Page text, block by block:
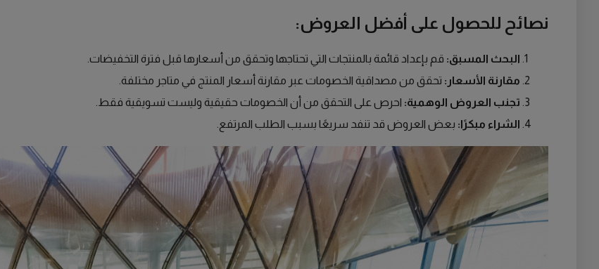
نصائح للحصول على أفضل العروض:
البحث المسبق: قم بإعداد قائمة بالمنتجات التي تحتاجها وتحقق من أسعارها قبل فترة التخفيضات.
مقارنة الأسعار: تحقق من مصداقية الخصومات عبر مقارنة أسعار المنتج في متاجر مختلفة.
تجنب العروض الوهمية: احرص على التحقق من أن الخصومات حقيقية وليست تسويقية فقط.
الشراء مبكرًا: بعض العروض قد تنفد سريعًا بسبب الطلب المرتفع.